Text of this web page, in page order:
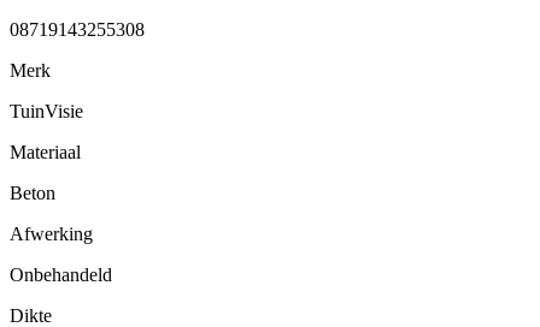
08719143255308
Merk
TuinVisie
Materiaal
Beton
Afwerking
Onbehandeld
Dikte